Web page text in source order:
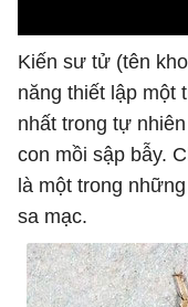
Kiến sư tử (tên
năng thiết lập một
nhất trong tự
con mồi sập bẫy.
là một trong
sa mạc.